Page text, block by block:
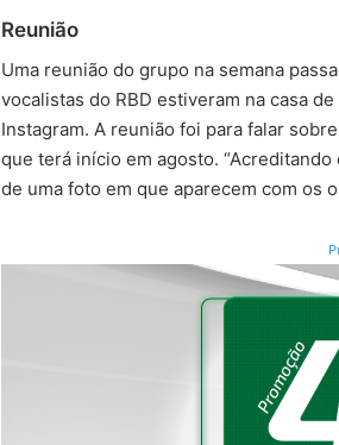
Reunião
Uma reunião do grupo na semana
vocalistas do RBD estiveram na casa
Instagram. A reunião foi para falar
que terá início em agosto.
de uma foto em que aparecem com os